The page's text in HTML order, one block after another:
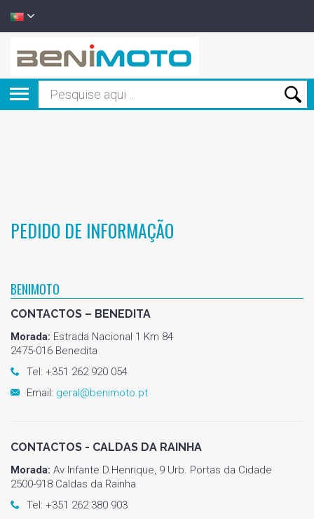
PEDIDO DE INFORMAÇÃO
BENIMOTO
CONTACTOS – BENEDITA
Morada: Estrada Nacional 1 Km 84
2475-016 Benedita
Tel: +351 262 920 054
Email: geral@benimoto.pt
CONTACTOS - CALDAS DA RAINHA
Morada: Av Infante D.Henrique, 9 Urb. Portas da Cidade
2500-918 Caldas da Rainha
Tel: +351 262 380 903